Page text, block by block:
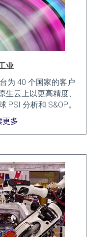
业
为 40 个国家的客户
云上以更高精度、
PSI 分析和 S&OP。
多